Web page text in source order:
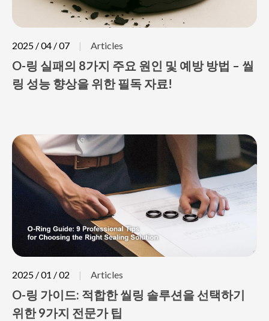
2025 / 04 / 07 Articles
O-링 실패의 8가지 주요 원인 및 예방 방법 – 씰
링 성능 향상을 위한 필독 자료!
2025 / 01 / 02 Articles
O-링 가이드: 적합한 씰링 솔루션을 선택하기
위한 9가지 전문가 팁